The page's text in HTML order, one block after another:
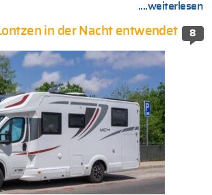
....weiterlesen
8
in der Nacht entwendet